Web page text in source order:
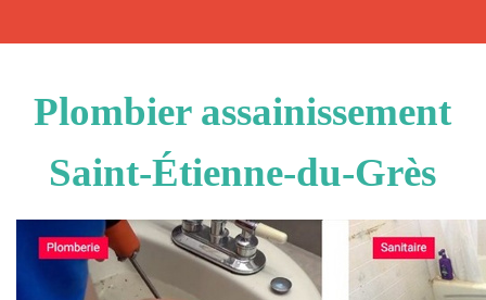
Plombier assainissement
Saint-Étienne-du-Grès